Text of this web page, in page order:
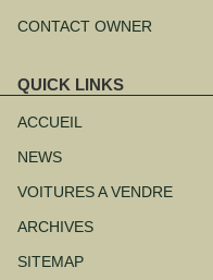
CONTACT OWNER
QUICK LINKS
au
ACCUEIL
NEWS
VOITURES A VENDRE
ARCHIVES
SITEMAP